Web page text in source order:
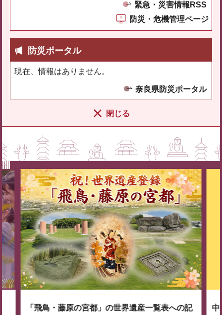
緊急・災害情報RSS
防災・危機管理ページ
防災ポータル
現在、情報はありません。
奈良県防災ポータル
閉じる
「飛鳥・藤原の宮都」の世界遺産一覧表への記
中